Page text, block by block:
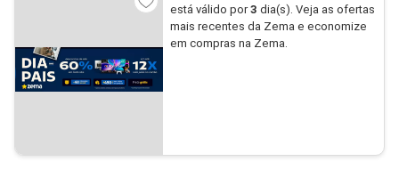
está válido por3 dia(s). Veja as ofertas
mais recentes da Zema e economize
em compras na Zema.